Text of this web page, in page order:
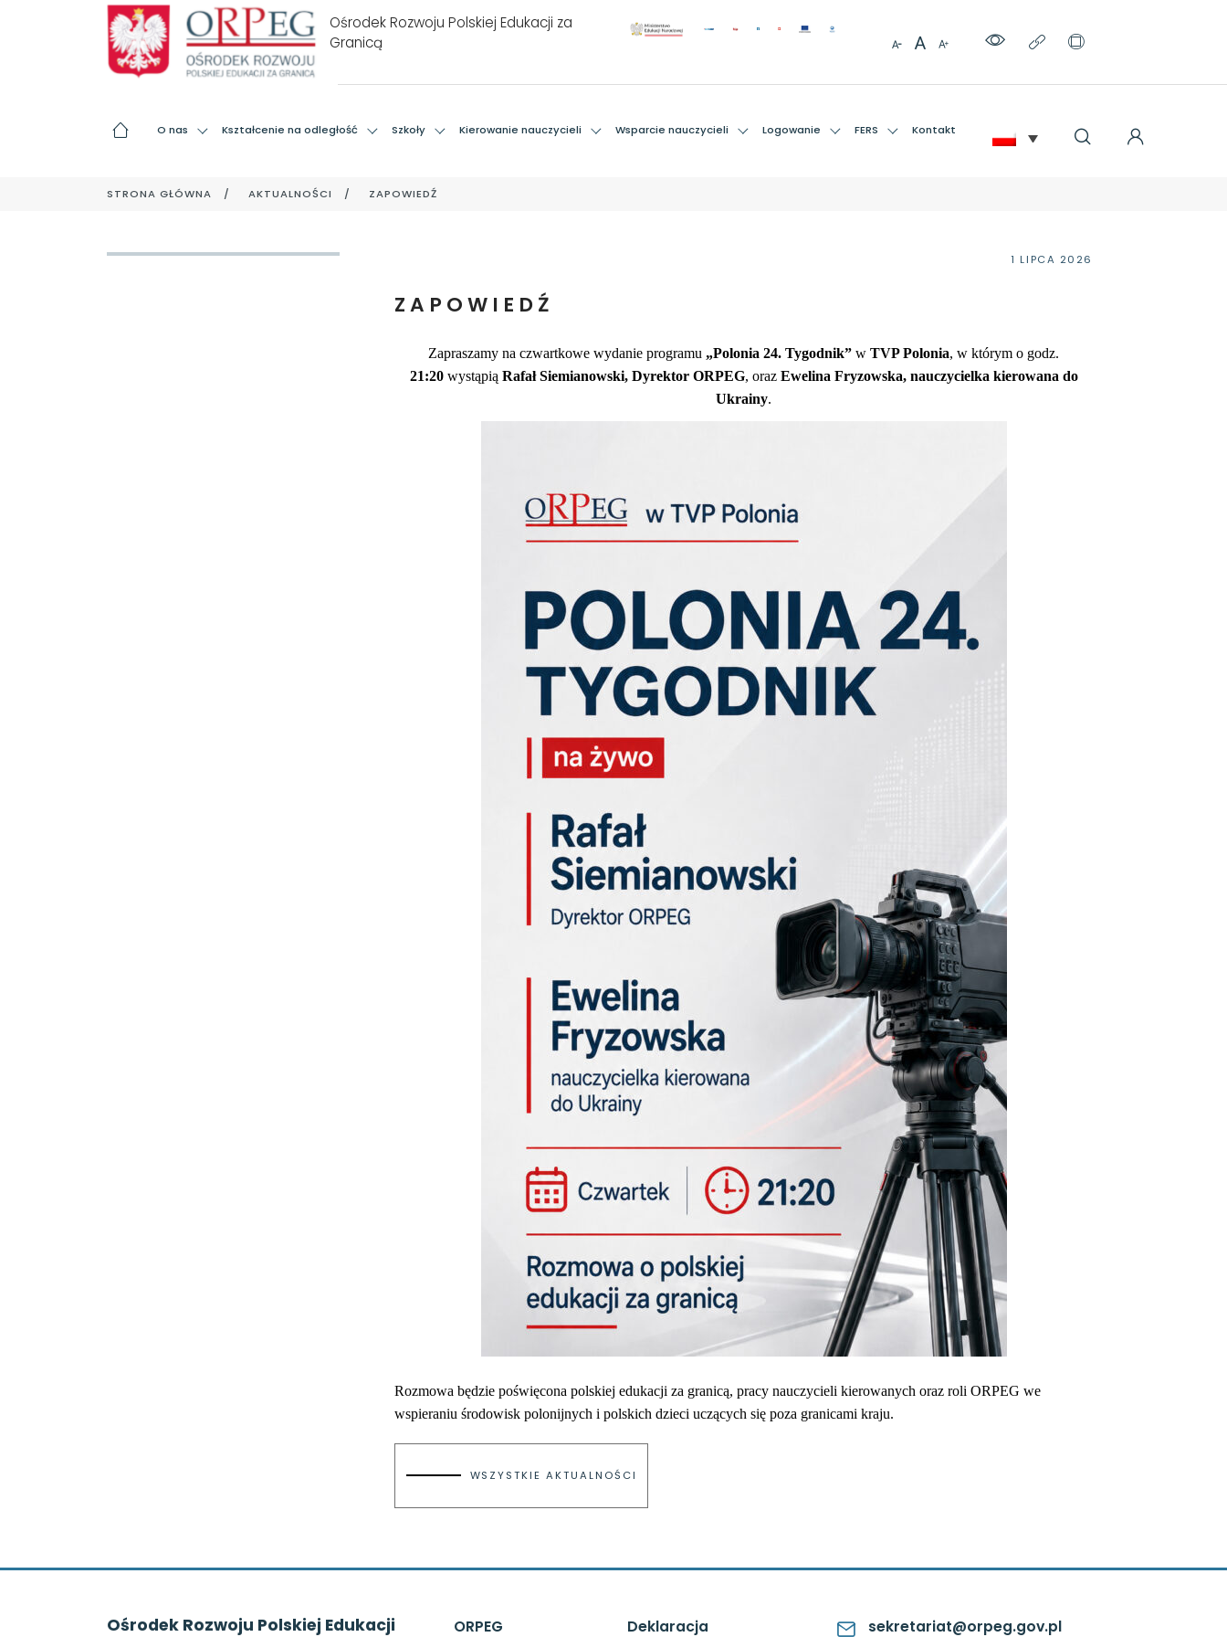
Ośrodek Rozwoju Polskiej Edukacji za
Granicą
O nas Kształcenie na odległość Szkoły Kierowanie nauczycieli Wsparcie nauczycieli Logowanie FERS Kontakt
STRONA GŁÓWNA AKTUALNOŚCI ZAPOWIEDŹ
ZAPOWIEDŹ
1 LIPCA 2026
Zapraszamy na czwartkowe wydanie programu „Polonia 24. Tygodnik” w TVP Polonia, w którym o godz.
21:20wystąpią Rafał Siemianowski, Dyrektor ORPEG, oraz Ewelina Fryzowska, nauczycielka kierowana do
Ukrainy.
Rozmowa będzie poświęcona polskiej edukacji za granicą, pracy nauczycieli kierowanych oraz roli ORPEG we
wspieraniu środowisk polonijnych i polskich dzieci uczących się poza granicami kraju.
WSZYSTKIE AKTUALNOŚCI
Ośrodek Rozwoju Polskiej Edukacji ORPEG
Deklaracja
sekretariat@orpeg.gov.pl